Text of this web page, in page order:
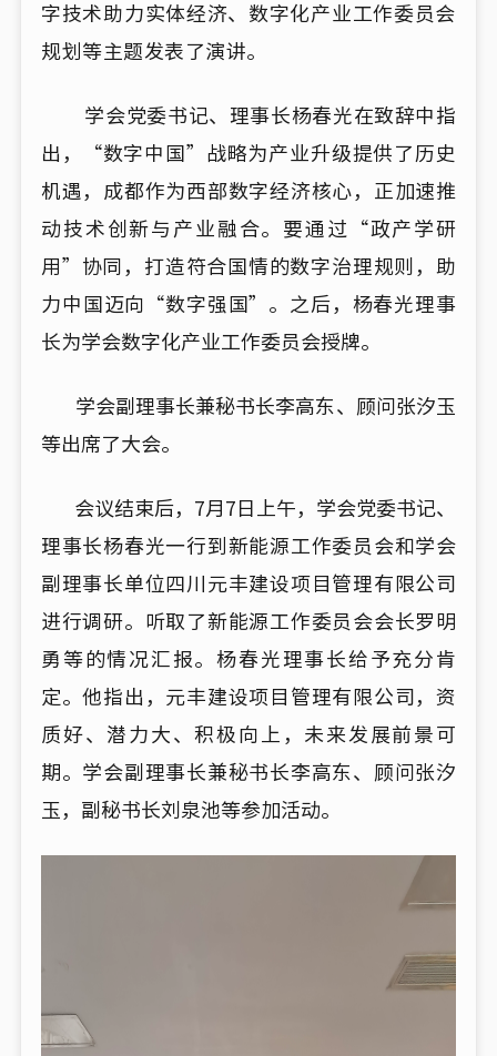
字技术助力实体经济、数字化产业工作委员会
规划等主题发表了演讲。
学会党委书记、理事长杨春光在致辞中指
出，“数字中国”战略为产业升级提供了历史
机遇，成都作为西部数字经济核心，正加速推
动技术创新与产业融合。要通过“政产学研
用”协同，打造符合国情的数字治理规则，助
力中国迈向“数字强国”。之后，杨春光理事
长为学会数字化产业工作委员会授牌。
学会副理事长兼秘书长李高东、顾问张汐玉
等出席了大会。
会议结束后，7月7日上午，学会党委书记、
理事长杨春光一行到新能源工作委员会和学会
副理事长单位四川元丰建设项目管理有限公司
进行调研。听取了新能源工作委员会会长罗明
勇等的情况汇报。杨春光理事长给予充分肯
定。他指出，元丰建设项目管理有限公司，资
质好、潜力大、积极向上，未来发展前景可
期。学会副理事长兼秘书长李高东、顾问张汐
玉，副秘书长刘泉池等参加活动。